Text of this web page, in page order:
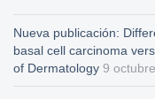
Nueva publicación:
basal cell carcinoma
of Dermatology 9